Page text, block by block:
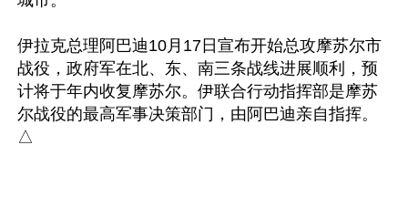
伊拉克总理阿巴迪10月17日宣布开始总攻摩苏尔市
战役，政府军在北、东、南三条战线进展顺利，预
计将于年内收复摩苏尔。伊联合行动指挥部是摩苏
尔战役的最高军事决策部门，由阿巴迪亲自指挥。